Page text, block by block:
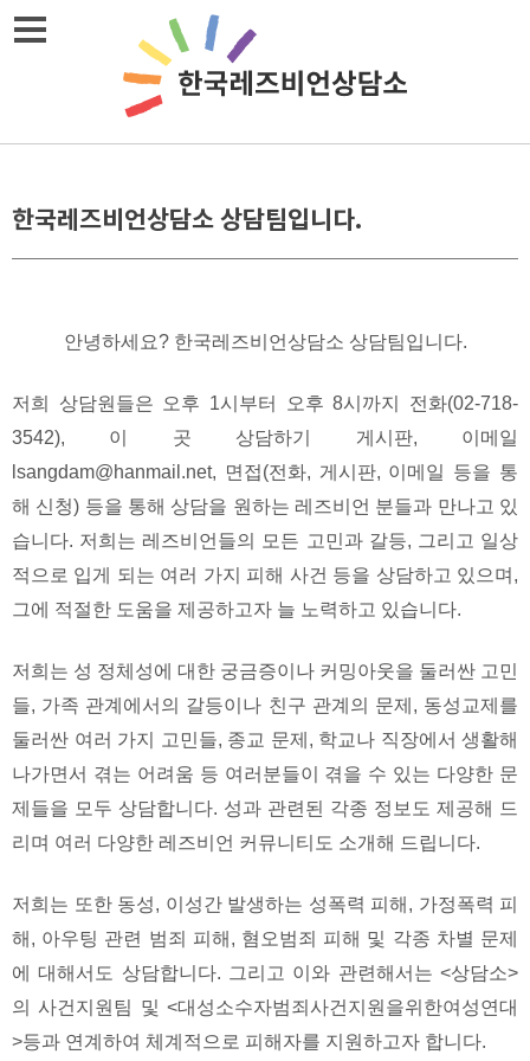
Skip
한국레즈비언상담소 상담팀입니다.
안녕하세요? 한국레즈비언상담소 상담팀입니다.
저희 상담원들은 오후 1시부터 오후 8시까지 전화(02-718-
3542), 이 곳 상담하기 게시판, 이메일
lsangdam@hanmail.net, 면접(전화, 게시판, 이메일 등을 통
해 신청) 등을 통해 상담을 원하는 레즈비언 분들과 만나고 있
습니다. 저희는 레즈비언들의 모든 고민과 갈등, 그리고 일상
적으로 입게 되는 여러 가지 피해 사건 등을 상담하고 있으며,
그에 적절한 도움을 제공하고자 늘 노력하고 있습니다.
저희는 성 정체성에 대한 궁금증이나 커밍아웃을 둘러싼 고민
들, 가족 관계에서의 갈등이나 친구 관계의 문제, 동성교제를
둘러싼 여러 가지 고민들, 종교 문제, 학교나 직장에서 생활해
나가면서 겪는 어려움 등 여러분들이 겪을 수 있는 다양한 문
제들을 모두 상담합니다. 성과 관련된 각종 정보도 제공해 드
리며 여러 다양한 레즈비언 커뮤니티도 소개해 드립니다.
저희는 또한 동성, 이성간 발생하는 성폭력 피해, 가정폭력 피
해, 아우팅 관련 범죄 피해, 혐오범죄 피해 및 각종 차별 문제
에 대해서도 상담합니다. 그리고 이와 관련해서는 <상담소>
의 사건지원팀 및 <대성소수자범죄사건지원을위한여성연대
>등과 연계하여 체계적으로 피해자를 지원하고자 합니다.